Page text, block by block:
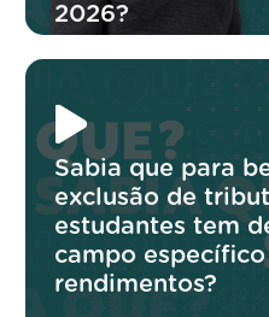
2026?
Sabia que para
exclusão de
estudantes tem
campo
rendimentos?